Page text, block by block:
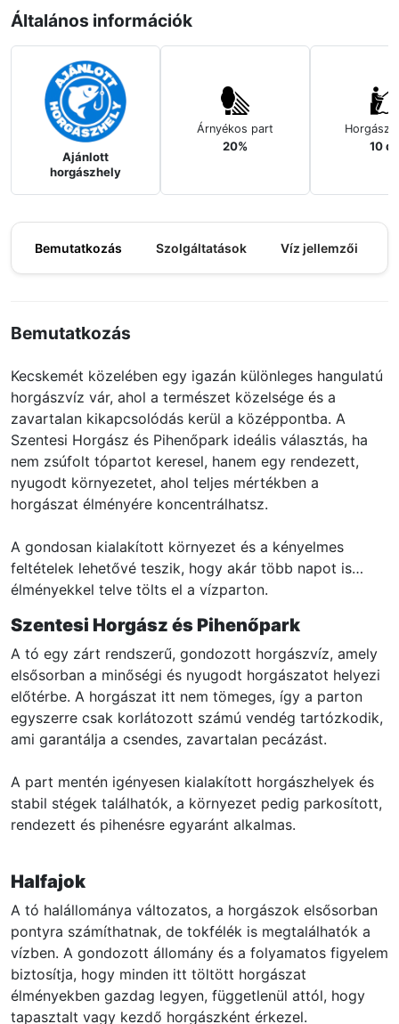
Általános információk
Ajánlott
horgászhely
Árnyékos part
20% 10 db
Bemutatkozás Szolgáltatások Víz jellemzői
Bemutatkozás
Kecskemét közelében egy igazán különleges hangulatú
horgászvíz vár, ahol a természet közelsége és a
zavartalan kikapcsolódás kerül a középpontba. A
Szentesi Horgász és Pihenőpark ideális választás, ha
nem zsúfolt tópartot keresel, hanem egy rendezett,
nyugodt környezetet, ahol teljes mértékben a
horgászat élményére koncentrálhatsz.
A gondosan kialakított környezet és a kényelmes
feltételek lehetővé teszik, hogy akár több napot is
élményekkel telve tölts el a vízparton.
Szentesi Horgász és Pihenőpark
A tó egy zárt rendszerű, gondozott horgászvíz, amely
elsősorban a minőségi és nyugodt horgászatot helyezi
előtérbe. A horgászat itt nem tömeges, így a parton
egyszerre csak korlátozott számú vendég tartózkodik,
ami garantálja a csendes, zavartalan pecázást.
A part mentén igényesen kialakított horgászhelyek és
stabil stégek találhatók, a környezet pedig parkosított,
rendezett és pihenésre egyaránt alkalmas.
Halfajok
A tó halállománya változatos, a horgászok elsősorban
pontyra számíthatnak, de tokfélék is megtalálhatók a
vízben. A gondozott állomány és a folyamatos figyelem
biztosítja, hogy minden itt töltött horgászat
élményekben gazdag legyen, függetlenül attól, hogy
tapasztalt vagy kezdő horgászként érkezel.